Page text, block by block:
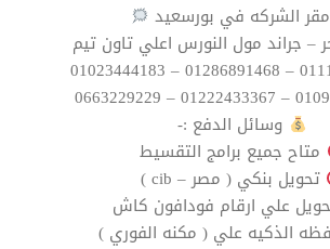
مقر الشركه في بورسعيد ⁦
– جراند مول النورس اعلي تاون تيم
وسائل الدفع :-
متاح جميع برامج التقسيط
تحويل بنكي ( مصر – cib )
علي ارقام فودافون كاش
الذكيه علي ( مكنه الفوري )